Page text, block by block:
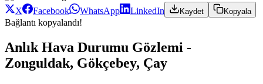
X Facebook WhatsApp LinkedIn Kaydet Kopyala
Bağlantı kopyalandı!
Anlık Hava Durumu Gözlemi -
Zonguldak, Gökçebey, Çay